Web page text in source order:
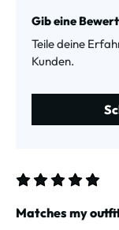
Gib eine
Teile deine
Kunden.
Matches my